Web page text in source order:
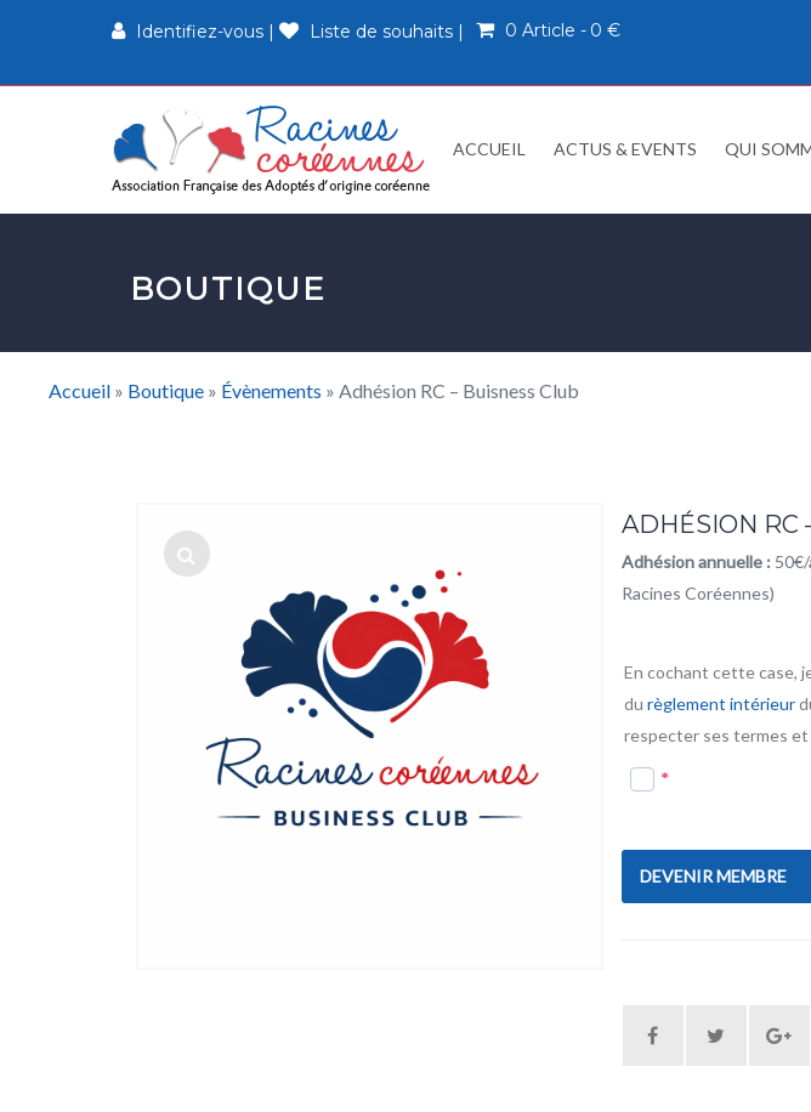
Identifiez-vous | 0 Article 0 €
Liste de souhaits |
ACCUEIL ACTUS & EVENTS QUI
BOUTIQUE
Accueil » Boutique » Évènements »Adhésion RC – Buisness Club
ADHÉSION RC
Adhésion annuelle :
Racines Coréennes)
En cochant cette case,
du règlement intérieur
respecter ses termes
*
DEVENIR MEMBRE